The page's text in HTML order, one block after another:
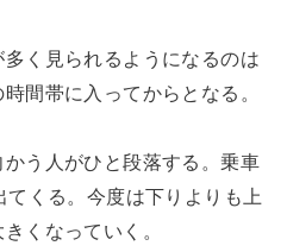
く見られるようになるのは
間帯に入ってからとなる。
う人がひと段落する。乗車
くる。今度は下りよりも上
くなっていく。